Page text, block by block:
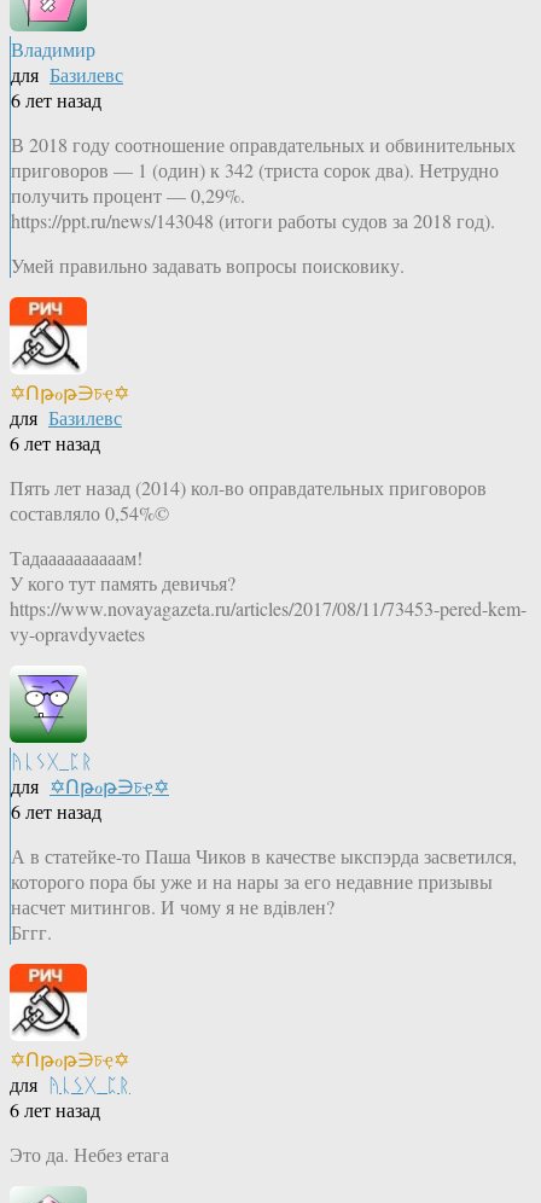
Владимир
для Базилевс
6 лет назад
В 2018 году соотношение оправдательных и обвинительных
приговоров — 1 (один) к 342 (триста сорок два). Нетрудно
получить процент — 0,29%.
https://ppt.ru/news/143048 (итоги работы судов за 2018 год).
Умей правильно задавать вопросы поисковику.
✡Ոթℴթ∋চҿ✡
для Базилевс
6 лет назад
Пять лет назад (2014) кол-во оправдательных приговоров
составляло 0,54%©
Тадаааааааааам!
У кого тут память девичья?
https://www.novayagazeta.ru/articles/2017/08/11/73453-pered-kem-
vy-opravdyvaetes
ᚤᚳᛊᚷ_ᛈᚱ
для ✡Ոթℴթ∋চҿ✡
6 лет назад
А в статейке-то Паша Чиков в качестве ыкспэрда засветился,
которого пора бы уже и на нары за его недавние призывы
насчет митингов. И чому я не вдiвлен?
Бггг.
✡Ոթℴթ∋চҿ✡
для ᚤᚳᛊᚷ_ᛈᚱ
6 лет назад
Это да. Небез етага